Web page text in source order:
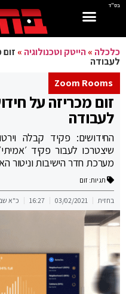
בס"ד
כלכלה »הייטק וטכנולוגיה »
לעבודה
Zoom Rooms
זום מכריזה על
לעבודה
החידושים: פקיד קבלה
שיצטרכו לעבור פקיד
מערכת חדר הישיבות וניטור
תגיות: זום
בחזית 03/02/2021
16:27 כ"א